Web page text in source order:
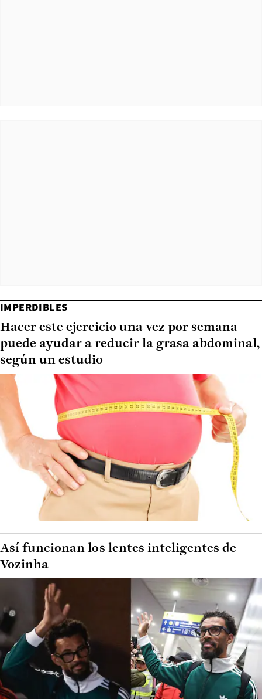
IMPERDIBLES
Hacer este ejercicio una vez por semana
puede ayudar a reducir la grasa abdominal,
según un estudio
Así funcionan los lentes inteligentes de
Vozinha